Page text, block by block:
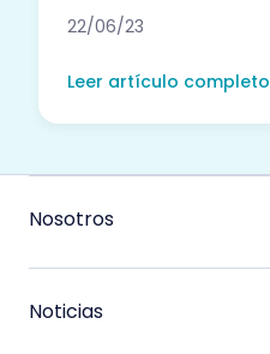
22/06/23
Leer artículo completo
Nosotros
Noticias